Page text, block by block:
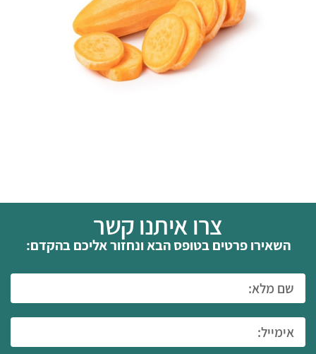
צרו איתנו קשר
השאירו פרטים בטופס הבא ונחזור אליכם בהקדם: